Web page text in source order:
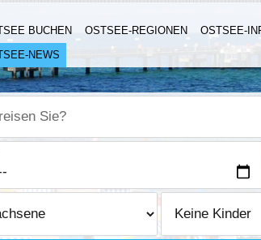
BUCHEN OSTSEE-REGIONEN OSTSEE-
NEWS
Sie?